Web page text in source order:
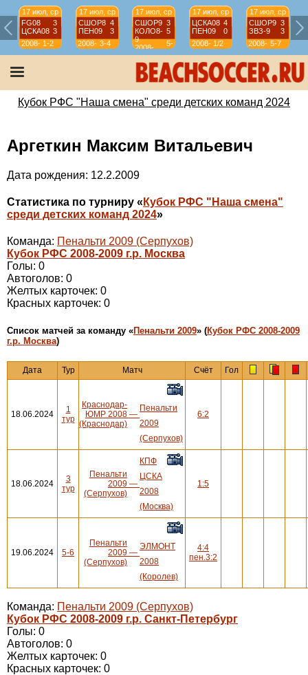
17 июл, ср
FG08
3
ЦСКА08 3
2008-
2009
1-2
17 июл, ср
СШОР8 4
ПЕН09
3
2008-
2009
3-4
17 июл, ср
СШОР9 3
КОЛО8-
9
5
2008-
2009
5-
7
17 июл, ср
ЦСКА08 4
ПЕН09
0
2008-
2009
1/2
17 июл, ср
СШОР9 3
ЗВЗ-9
3
2008-
2009
5-7
Кубок РФС "Наша смена" среди детских команд 2024
Аргеткин Максим Витальевич
Дата рождения: 12.2.2009
Статистика по турниру « Кубок РФС "Наша смена"
среди детских команд 2024»
Команда: Пенальти 2009 (Серпухов)
Кубок РФС 2008-2009 г.р. Москва
Голы: 0
Автоголов: 0
Желтых карточек: 0
Красных карточек: 0
Cписок матчей за команду «Пенальти 2009» (Кубок РФС 2008-2009
г.р. Москва)
Дата Тур Матч Счёт Гол
18.06.2024
1
тур
Краснодар-
ЮМР 2008
(Краснодар)
—
Пенальти
2009
(Серпухов)
6:2
18.06.2024
3
тур
Пенальти
2009
(Серпухов)
—
КПФ
ЦСКА
2008
(Москва)
1:5
19.06.2024 5-6
Пенальти
2009
(Серпухов)
—
ЭЛМОНТ
2008
(Королев)
4:4
пен.3:2
Команда: Пенальти 2009 (Серпухов)
Кубок РФС 2008-2009 г.р. Санкт-Петербург
Голы: 0
Автоголов: 0
Желтых карточек: 0
Красных карточек: 0